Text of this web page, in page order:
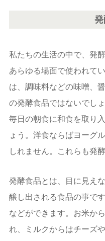
私たちの生活の中で、発
あらゆる場面で使われて
は、調味料などの味噌、
の発酵食品ではないでしょ
毎日の朝食に和食を取り
ょう。洋食ならばヨーグ
しれません。これらも発
発酵食品とは、目に見え
醸し出される食品の事で
などができます。お米か
れ、ミルクからはチーズ